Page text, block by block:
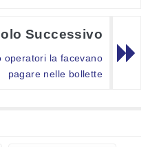
Successivo
operatori la facevano
pagare nelle bollette